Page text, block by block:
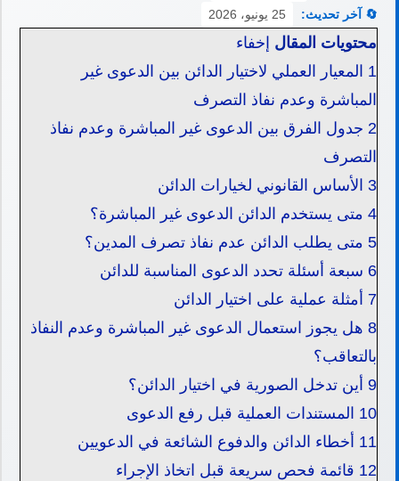
🔄 آخر تحديث:
25 يونيو، 2026
محتويات المقال إخفاء
1 المعيار العملي لاختيار الدائن بين الدعوى غير
المباشرة وعدم نفاذ التصرف
2 جدول الفرق بين الدعوى غير المباشرة وعدم نفاذ
التصرف
3 الأساس القانوني لخيارات الدائن
4 متى يستخدم الدائن الدعوى غير المباشرة؟
5 متى يطلب الدائن عدم نفاذ تصرف المدين؟
6 سبعة أسئلة تحدد الدعوى المناسبة للدائن
7 أمثلة عملية على اختيار الدائن
8 هل يجوز استعمال الدعوى غير المباشرة وعدم النفاذ
بالتعاقب؟
9 أين تدخل الصورية في اختيار الدائن؟
10 المستندات العملية قبل رفع الدعوى
11 أخطاء الدائن والدفوع الشائعة في الدعويين
12 قائمة فحص سريعة قبل اتخاذ الإجراء